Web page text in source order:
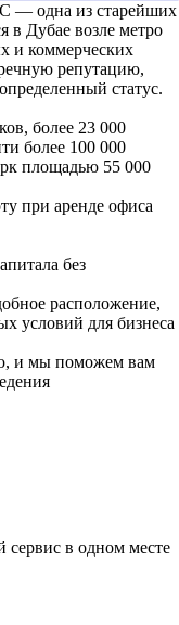
— одна из старейших
в Дубае возле метро
и коммерческих
репутацию,
статус.
более 23 000
более 100 000
площадью 55 000
при аренде офиса
без
расположение,
условий для бизнеса
и мы поможем вам
в одном месте